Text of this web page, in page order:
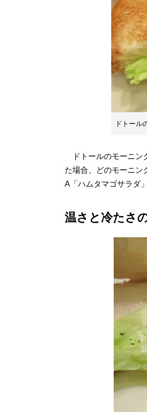
ドトール
ドトールのモーニン
た場合、どのモーニン
A「ハムタマゴサラダ
温さと冷たさ